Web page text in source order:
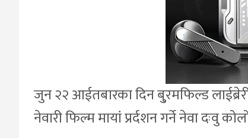
जुन २२ आईतबारका दिन बु्रमफिल्ड
नेवारी फिल्म मायां प्रर्दशन गर्ने नेवा दःवु